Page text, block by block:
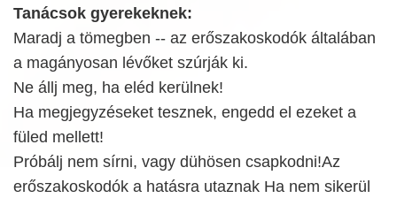
Tanácsok gyerekeknek:
Maradj a tömegben -- az erőszakoskodók általában
a magányosan lévőket szúrják ki.
Ne állj meg, ha eléd kerülnek!
Ha megjegyzéseket tesznek, engedd el ezeket a
füled mellett!
Próbálj nem sírni, vagy dühösen csapkodni!Az
erőszakoskodók a hatásra utaznak Ha nem sikerül